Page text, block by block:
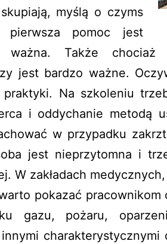
myślą o czyms
pomoc jest
ważna. Także chociaż
jest bardzo ważne.
Na szkoleniu
i oddychanie metodą
w przypadku
jest nieprzytomna i
W zakładach
pokazać
gazu, pożaru,
charakterystycznymi